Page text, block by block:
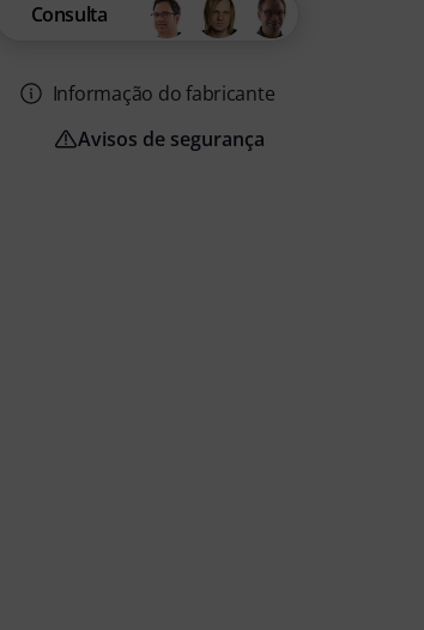
Consulta
Informação do fabricante
Avisos de segurança